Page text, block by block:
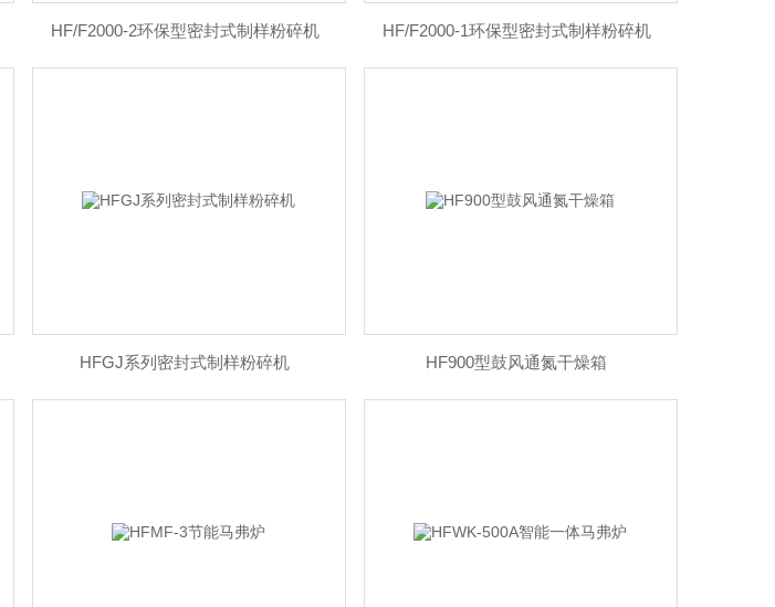
HF/F2000-2环保型密封式制样粉碎机 HF/F2000-1环保型密封式制样粉碎机
HFGJ系列密封式制样粉碎机 HF900型鼓风通氮干燥箱